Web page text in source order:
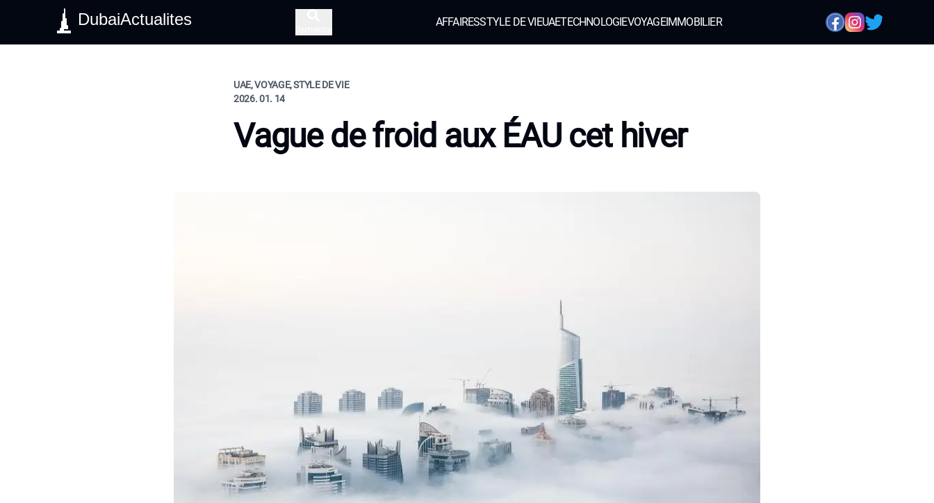
DubaiActualites AFFAIRESSTYLE DE VIEUAETECHNOLOGIEVOYAGEIMMOBILIER
UAE, VOYAGE, STYLE DE VIE
2026. 01. 14
Vague de froid aux ÉAU cet hiver